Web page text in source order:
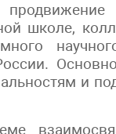
школе,
и